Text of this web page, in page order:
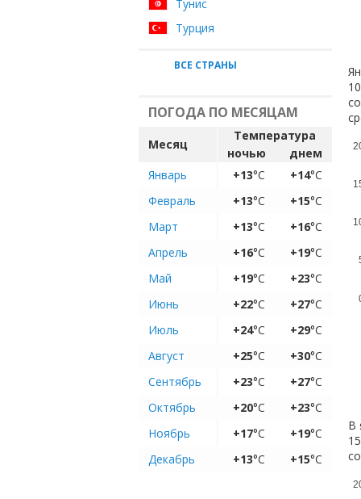
Тунис
Турция
ВСЕ СТРАНЫ
ПОГОДА ПО МЕСЯЦАМ
Месяц
Температура
ночью
днем
Январь
+13°C +14°C
Февраль
+13°C +15°C
Март
+13°C +16°C
Апрель
+16°C +19°C
Май
+19°C +23°C
Июнь
+22°C +27°C
Июль
+24°C +29°C
Август
+25°C +30°C
Сентябрь
+23°C +27°C
Октябрь
+20°C +23°C
Ноябрь
+17°C +19°C
Декабрь
+13°C +15°C
В